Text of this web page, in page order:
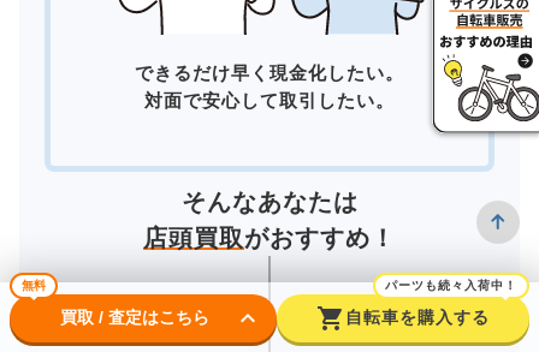
できるだけ早く現金化したい。
対面で安心して取引したい。
そんなあなたは
店頭買取がおすすめ！
無料
買取 / 査定はこちら keyboard_arrow_down shopping_cart
パーツも続々入荷中！
自転車を購入する